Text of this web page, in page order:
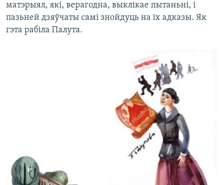
матэрыял, які, верагодна, выклікае пытаньні, і
пазьней дзяўчаты самі знойдуць на іх адказы. Як
гэта рабіла Палута.